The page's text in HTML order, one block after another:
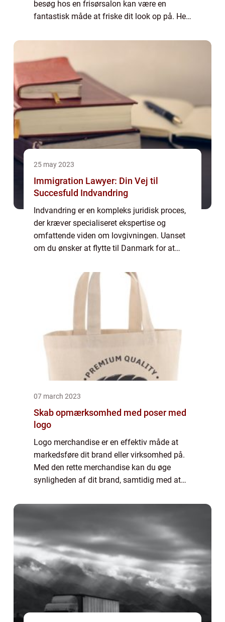
besøg hos en frisørsalon kan være en
fantastisk måde at friske dit look op på. Her
25 may 2023
Immigration Lawyer: Din Vej til
Succesfuld Indvandring
Indvandring er en kompleks juridisk proces,
der kræver specialiseret ekspertise og
omfattende viden om lovgivningen. Uanset
om du ønsker at flytte til Danmark for at
familie, kan en immigrationsa...
07 march 2023
Skab opmærksomhed med poser med
logo
Logo merchandise er en effektiv måde at
markedsføre dit brand eller virksomhed på.
Med den rette merchandise kan du øge
synligheden af dit brand, samtidig med at
Callas.dk er en af de førende forhandlere ...